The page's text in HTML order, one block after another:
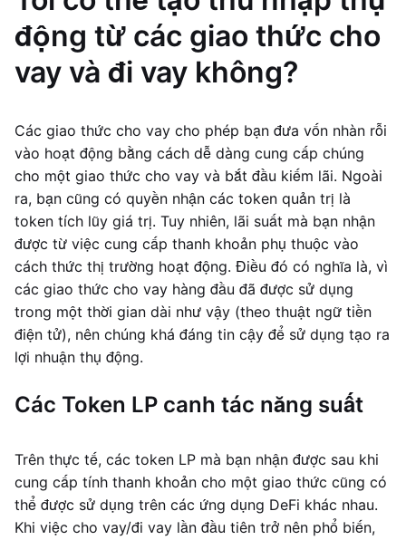
động từ các giao thức cho
vay và đi vay không?
Các giao thức cho vay cho phép bạn đưa vốn nhàn rỗi
vào hoạt động bằng cách dễ dàng cung cấp chúng
cho một giao thức cho vay và bắt đầu kiếm lãi. Ngoài
ra, bạn cũng có quyền nhận các token quản trị là
token tích lũy giá trị. Tuy nhiên, lãi suất mà bạn nhận
được từ việc cung cấp thanh khoản phụ thuộc vào
cách thức thị trường hoạt động. Điều đó có nghĩa là, vì
các giao thức cho vay hàng đầu đã được sử dụng
trong một thời gian dài như vậy (theo thuật ngữ tiền
điện tử), nên chúng khá đáng tin cậy để sử dụng tạo ra
lợi nhuận thụ động.
Các Token LP canh tác năng suất
Trên thực tế, các token LP mà bạn nhận được sau khi
cung cấp tính thanh khoản cho một giao thức cũng có
thể được sử dụng trên các ứng dụng DeFi khác nhau.
Khi việc cho vay/đi vay lần đầu tiên trở nên phổ biến,